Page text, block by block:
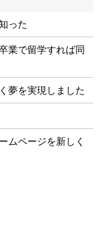
った
業で留学すれば同
夢を実現しました
ムページを新しく